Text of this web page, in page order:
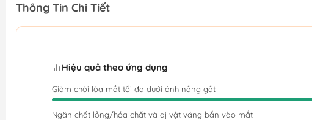
Thông Tin Chi Tiết
Hiệu quả theo ứng dụng
Giảm chói lóa mắt tối đa dưới ánh nắng gắt
Ngăn chất lỏng/hóa chất và dị vật văng bắn vào mắt